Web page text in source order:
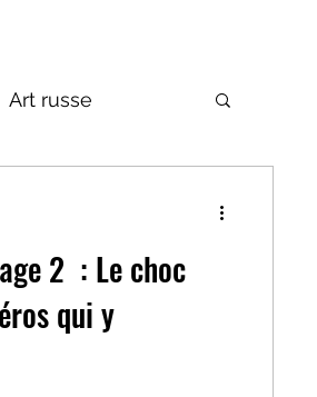
Art russe
choc
qui y